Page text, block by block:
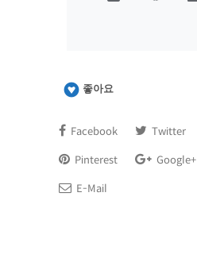
좋아요
Facebook Twitter
Pinterest Google+
E-Mail